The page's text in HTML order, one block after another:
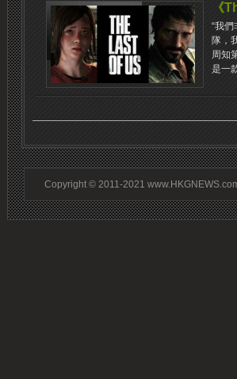
《
“我
隊，
周知
是一
Copyright © 2011-2021